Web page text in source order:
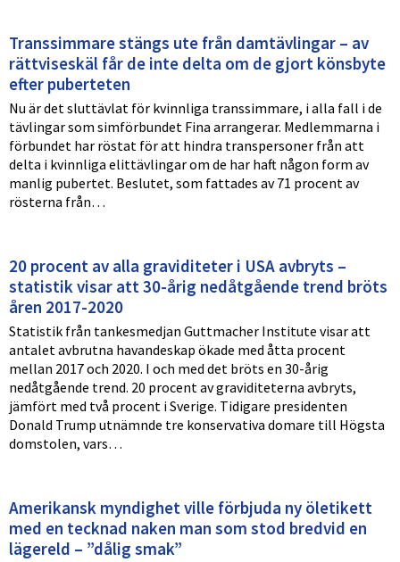
Transsimmare stängs ute från damtävlingar – av
rättviseskäl får de inte delta om de gjort könsbyte
efter puberteten
Nu är det sluttävlat för kvinnliga transsimmare, i alla fall i de
tävlingar som simförbundet Fina arrangerar. Medlemmarna i
förbundet har röstat för att hindra transpersoner från att
delta i kvinnliga elittävlingar om de har haft någon form av
manlig pubertet. Beslutet, som fattades av 71 procent av
rösterna från…
20 procent av alla graviditeter i USA avbryts –
statistik visar att 30-årig nedåtgående trend bröts
åren 2017-2020
Statistik från tankesmedjan Guttmacher Institute visar att
antalet avbrutna havandeskap ökade med åtta procent
mellan 2017 och 2020. I och med det bröts en 30-årig
nedåtgående trend. 20 procent av graviditeterna avbryts,
jämfört med två procent i Sverige. Tidigare presidenten
Donald Trump utnämnde tre konservativa domare till Högsta
domstolen, vars…
Amerikansk myndighet ville förbjuda ny öletikett
med en tecknad naken man som stod bredvid en
lägereld – ”dålig smak”